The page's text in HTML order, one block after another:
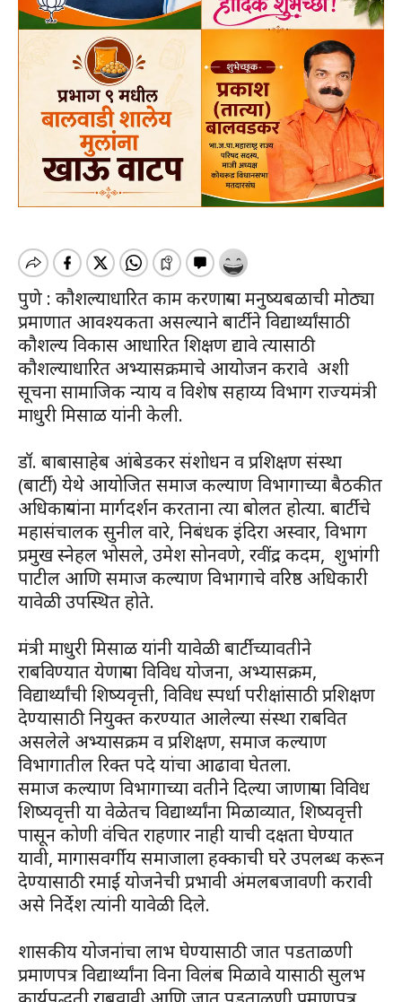
पुणे : कौशल्याधारित काम करणाऱ्या मनुष्यबळाची मोठ्या
प्रमाणात आवश्यकता असल्याने बार्टीने विद्यार्थ्यांसाठी
कौशल्य विकास आधारित शिक्षण द्यावे त्यासाठी
कौशल्याधारित अभ्यासक्रमाचे आयोजन करावे अशी
सूचना सामाजिक न्याय व विशेष सहाय्य विभाग राज्यमंत्री
माधुरी मिसाळ यांनी केली.
डॉ. बाबासाहेब आंबेडकर संशोधन व प्रशिक्षण संस्था
(बार्टी) येथे आयोजित समाज कल्याण विभागाच्या बैठकीत
अधिकाऱ्यांना मार्गदर्शन करताना त्या बोलत होत्या. बार्टीचे
महासंचालक सुनील वारे, निबंधक इंदिरा अस्वार, विभाग
प्रमुख स्नेहल भोसले, उमेश सोनवणे, रवींद्र कदम, शुभांगी
पाटील आणि समाज कल्याण विभागाचे वरिष्ठ अधिकारी
यावेळी उपस्थित होते.
मंत्री माधुरी मिसाळ यांनी यावेळी बार्टीच्यावतीने
राबविण्यात येणाऱ्या विविध योजना, अभ्यासक्रम,
विद्यार्थ्यांची शिष्यवृत्ती, विविध स्पर्धा परीक्षांसाठी प्रशिक्षण
देण्यासाठी नियुक्त करण्यात आलेल्या संस्था राबवित
असलेले अभ्यासक्रम व प्रशिक्षण, समाज कल्याण
विभागातील रिक्त पदे यांचा आढावा घेतला.
समाज कल्याण विभागाच्या वतीने दिल्या जाणाऱ्या विविध
शिष्यवृत्ती या वेळेतच विद्यार्थ्यांना मिळाव्यात, शिष्यवृत्ती
पासून कोणी वंचित राहणार नाही याची दक्षता घेण्यात
यावी, मागासवर्गीय समाजाला हक्काची घरे उपलब्ध करून
देण्यासाठी रमाई योजनेची प्रभावी अंमलबजावणी करावी
असे निर्देश त्यांनी यावेळी दिले.
शासकीय योजनांचा लाभ घेण्यासाठी जात पडताळणी
प्रमाणपत्र विद्यार्थ्यांना विना विलंब मिळावे यासाठी सुलभ